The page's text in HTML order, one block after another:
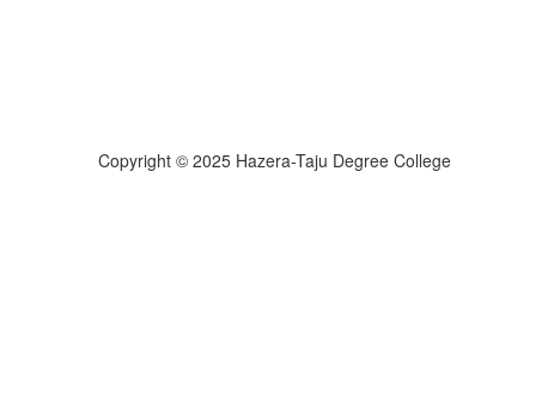
Copyright © 2025 Hazera-Taju Degree College